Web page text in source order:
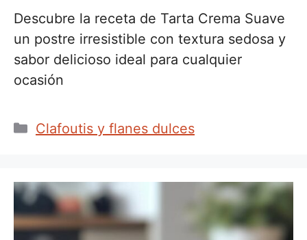
Descubre la receta de Tarta Crema Suave
un postre irresistible con textura sedosa y
sabor delicioso ideal para cualquier
ocasión
Categorías
Clafoutis y flanes dulces